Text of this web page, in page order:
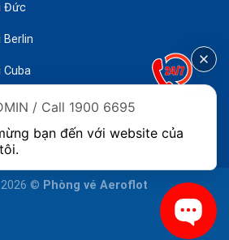
Đức
Berlin
Cuba
© Phòng vé Aeroflot
/ Call 1900 6695
bạn đến với website của